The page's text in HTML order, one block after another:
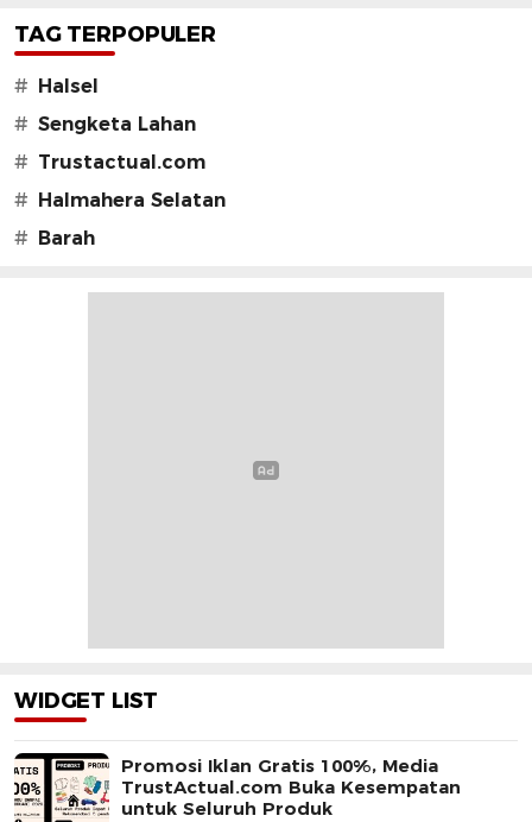
TAG TERPOPULER
# Halsel
# Sengketa Lahan
# Trustactual.com
# Halmahera Selatan
# Barah
WIDGET LIST
Promosi Iklan Gratis 100%, Media
TrustActual.com Buka Kesempatan
untuk Seluruh Produk